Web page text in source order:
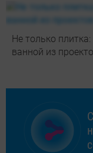
Не только
ванной из